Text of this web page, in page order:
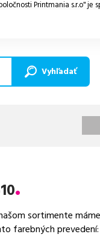
Printmania s.r.o" je
Vyhľadať
sortimente
farebných prevedení: